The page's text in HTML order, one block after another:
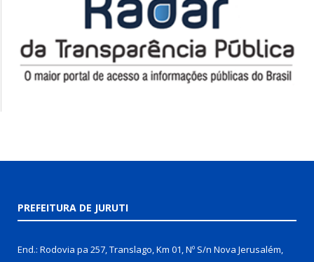
PREFEITURA DE JURUTI
End.: Rodovia pa 257, Translago, Km 01, Nº S/n Nova Jerusalém,